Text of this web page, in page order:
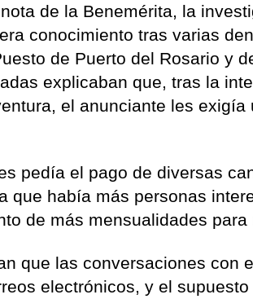
de la Benemérita, la
conocimiento tras varias
de Puerto del Rosario y
explicaban que, tras la
el anunciante les exigía
pedía el pago de diversas
que había más personas
de más mensualidades
que las conversaciones con
electrónicos, y el